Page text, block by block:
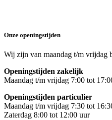
Onze openingstijden
Wij zijn van maandag t/m vrijdag
Openingstijden zakelijk
Maandag t/m vrijdag 7:00 tot
Openingstijden particulier
Maandag t/m vrijdag 7:30 tot
Zaterdag 8:00 tot 12:00 uur